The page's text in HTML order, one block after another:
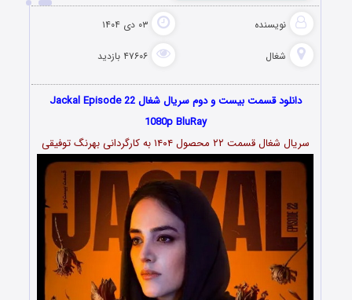
نویسنده ۰۳ دی ۱۴۰۴
شغال ۴۷۶۰۶ بازدید
دانلود قسمت بیست و دوم سریال شغال Jackal Episode 22
1080p BluRay
سریال شغال قسمت ۲۲ محصول ۱۴۰۴ به کارگردانی بهرنگ توفیقی